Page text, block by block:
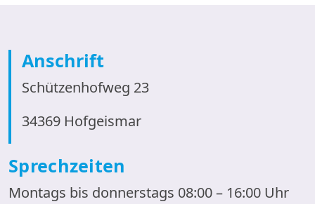
Anschrift
Schützenhofweg 23
34369 Hofgeismar
Sprechzeiten
Montags bis donnerstags 08:00 – 16:00 Uhr